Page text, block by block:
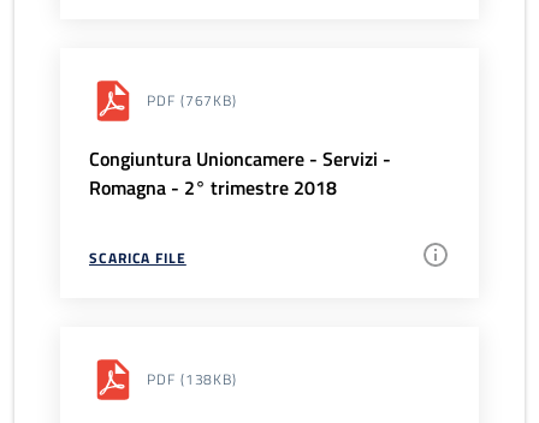
PDF (767KB)
Congiuntura Unioncamere - Servizi -
Romagna - 2° trimestre 2018
SCARICA FILE
PDF (138KB)